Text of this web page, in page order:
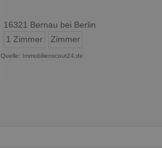
16321 Bernau bei Berlin
1 Zimmer
Zimmer
Quelle: Immobilienscout24.de